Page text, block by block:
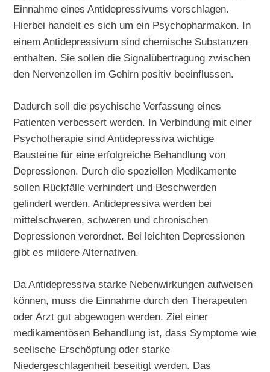
Einnahme eines Antidepressivums vorschlagen.
Hierbei handelt es sich um ein Psychopharmakon. In
einem Antidepressivum sind chemische Substanzen
enthalten. Sie sollen die Signalübertragung zwischen
den Nervenzellen im Gehirn positiv beeinflussen.
Dadurch soll die psychische Verfassung eines
Patienten verbessert werden. In Verbindung mit einer
Psychotherapie sind Antidepressiva wichtige
Bausteine für eine erfolgreiche Behandlung von
Depressionen. Durch die speziellen Medikamente
sollen Rückfälle verhindert und Beschwerden
gelindert werden. Antidepressiva werden bei
mittelschweren, schweren und chronischen
Depressionen verordnet. Bei leichten Depressionen
gibt es mildere Alternativen.
Da Antidepressiva starke Nebenwirkungen aufweisen
können, muss die Einnahme durch den Therapeuten
oder Arzt gut abgewogen werden. Ziel einer
medikamentösen Behandlung ist, dass Symptome wie
seelische Erschöpfung oder starke
Niedergeschlagenheit beseitigt werden. Das